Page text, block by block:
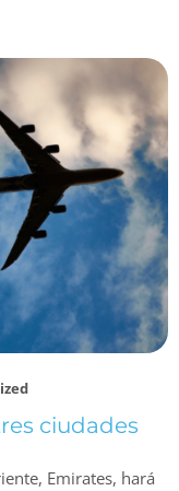
ciudades
Emirates, hará